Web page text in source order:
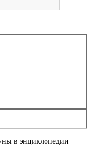
в энциклопедии